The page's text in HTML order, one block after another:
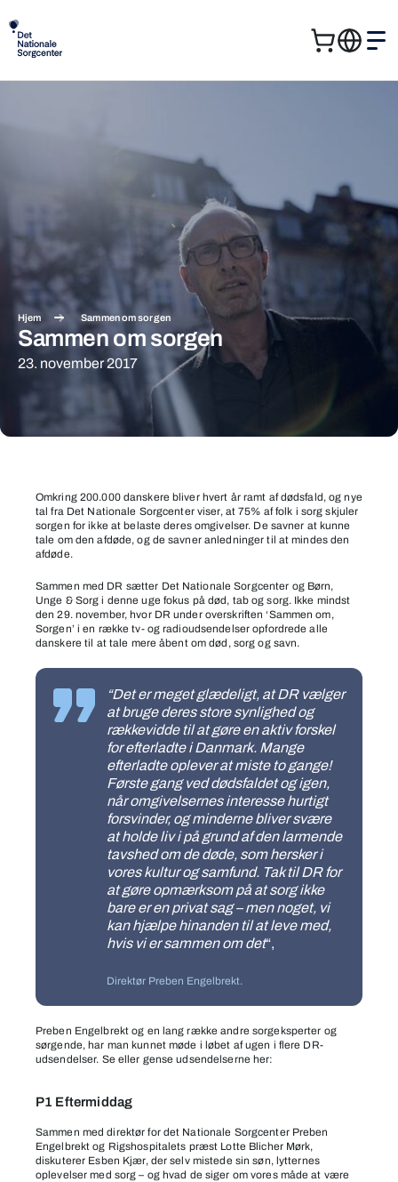
Kurv
Hjem Sammen om sorgen
Sammen om sorgen
23. november 2017
sorgen
Omkring 200.000 danskere bliver hvert år ramt af dødsfald, og nye
tal fra Det Nationale Sorgcenter viser, at 75% af folk i sorg skjuler
sorgen for ikke at belaste deres omgivelser. De savner at kunne
tale om den afdøde, og de savner anledninger til at mindes den
afdøde.
Sammen med DR sætter Det Nationale Sorgcenter og Børn,
Unge & Sorg i denne uge fokus på død, tab og sorg. Ikke mindst
den 29. november, hvor DR under overskriften ‘Sammen om,
Sorgen’ i en række tv- og radioudsendelser opfordrede alle
danskere til at tale mere åbent om død, sorg og savn.
“Det er meget glædeligt, at DR vælger
at bruge deres store synlighed og
rækkevidde til at gøre en aktiv forskel
for efterladte i Danmark. Mange
efterladte oplever at miste to gange!
Første gang ved dødsfaldet og igen,
når omgivelsernes interesse hurtigt
forsvinder, og minderne bliver svære
at holde liv i på grund af den larmende
tavshed om de døde, som hersker i
vores kultur og samfund. Tak til DR for
at gøre opmærksom på at sorg ikke
bare er en privat sag – men noget, vi
kan hjælpe hinanden til at leve med,
hvis vi er sammen om det“,
Direktør Preben Engelbrekt.
Preben Engelbrekt og en lang række andre sorgeksperter og
sørgende, har man kunnet møde i løbet af ugen i flere DR-
udsendelser. Se eller gense udsendelserne her:
P1 Eftermiddag
Sammen med direktør for det Nationale Sorgcenter Preben
Engelbrekt og Rigshospitalets præst Lotte Blicher Mørk,
diskuterer Esben Kjær, der selv mistede sin søn, lytternes
oplevelser med sorg – og hvad de siger om vores måde at være